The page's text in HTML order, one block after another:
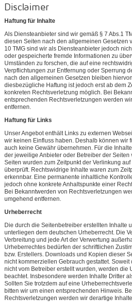
Disclaimer
Haftung für Inhalte
Als Diensteanbieter sind wir gemäß § 7 Abs.1
diesen Seiten nach den allgemeinen Gesetzen
10 TMG sind wir als Diensteanbieter jedoch
oder gespeicherte fremde Informationen zu
Umständen zu forschen, die auf eine
Verpflichtungen zur Entfernung oder Sperrung
nach den allgemeinen Gesetzen bleiben
diesbezügliche Haftung ist jedoch erst ab dem
konkreten Rechtsverletzung möglich. Bei
entsprechenden Rechtsverletzungen werden
entfernen.
Haftung für Links
Unser Angebot enthält Links zu externen
wir keinen Einfluss haben. Deshalb können wir
auch keine Gewähr übernehmen. Für die
der jeweilige Anbieter oder Betreiber der Seiten
Seiten wurden zum Zeitpunkt der Verlinkung
überprüft. Rechtswidrige Inhalte waren zum
erkennbar. Eine permanente inhaltliche
jedoch ohne konkrete Anhaltspunkte einer
Bei Bekanntwerden von Rechtsverletzungen
umgehend entfernen.
Urheberrecht
Die durch die Seitenbetreiber erstellten Inhalte
unterliegen dem deutschen Urheberrecht. Die
Verbreitung und jede Art der Verwertung
Urheberrechtes bedürfen der schriftlichen
bzw. Erstellers. Downloads und Kopien dieser
nicht kommerziellen Gebrauch gestattet.
nicht vom Betreiber erstellt wurden, werden die
beachtet. Insbesondere werden Inhalte Dritter
Sollten Sie trotzdem auf eine
bitten wir um einen entsprechenden Hinweis.
Rechtsverletzungen werden wir derartige